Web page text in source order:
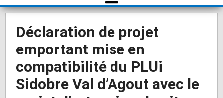
Déclaration de projet
emportant mise en
compatibilité du PLUi
Sidobre Val d’Agout avec le